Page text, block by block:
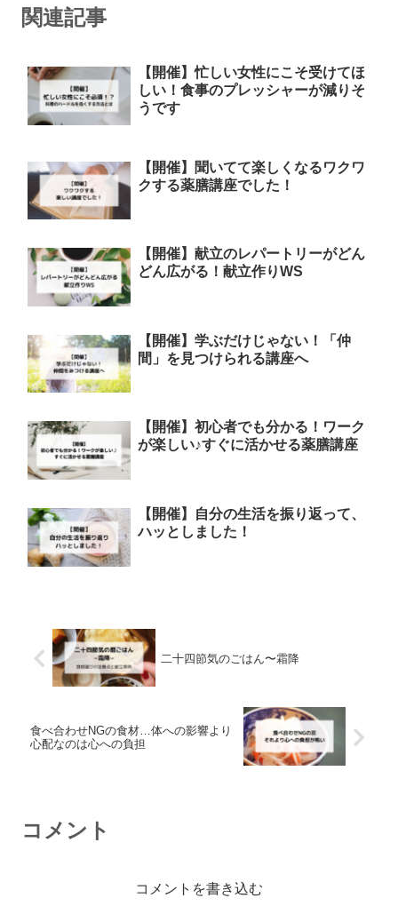
関連記事
【開催】忙しい女性にこそ受けてほ
しい！食事のプレッシャーが減りそ
うです
【開催】聞いてて楽しくなるワクワ
クする薬膳講座でした！
【開催】献立のレパートリーがどん
どん広がる！献立作りWS
【開催】学ぶだけじゃない！「仲
間」を見つけられる講座へ
【開催】初心者でも分かる！ワーク
が楽しい♪すぐに活かせる薬膳講座
【開催】自分の生活を振り返って、
ハッとしました！
二十四節気のごはん〜霜降
食べ合わせNGの食材…体への影響より
心配なのは心への負担
コメント
コメントを書き込む